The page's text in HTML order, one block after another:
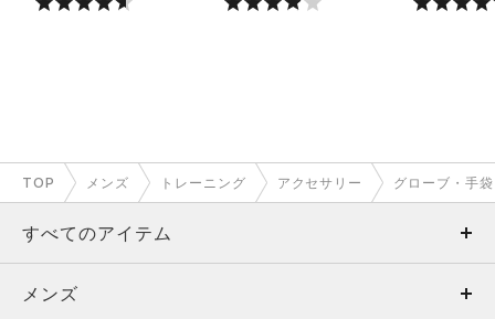
TOP メンズ トレーニング アクセサリー グローブ・手袋
すべてのアイテム
メンズ
メンズ